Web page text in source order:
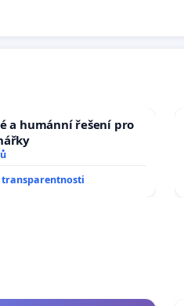
a humánní řešení pro
transparentnosti